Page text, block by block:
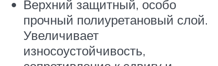
Верхний защитный, особо
прочный полиуретановый слой.
Увеличивает
износоустойчивость,